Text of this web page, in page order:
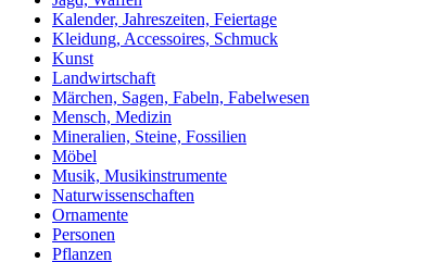
Kalender, Jahreszeiten, Feiertage
Kleidung, Accessoires, Schmuck
Kunst
Landwirtschaft
Märchen, Sagen, Fabeln, Fabelwesen
Mensch, Medizin
Mineralien, Steine, Fossilien
Möbel
Musik, Musikinstrumente
Naturwissenschaften
Ornamente
Personen
Pflanzen